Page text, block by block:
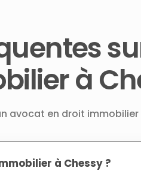
à
avocat en droit immobilier
à Chessy ?